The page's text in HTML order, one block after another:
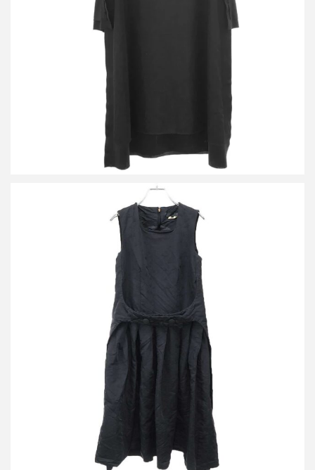
ョートスリーブ ワンピース RJ-T013
コムデギャルソンコムデギャルソン 21AW ワンピース RH-A001
買取金額24,000円
詳しく見る